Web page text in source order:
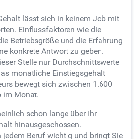
lässt sich in keinem Job mit
Einflussfaktoren wie die
Betriebsgröße und die Erfahrung
konkrete Antwort zu geben.
Stelle nur Durchschnittswerte
monatliche Einstiegsgehalt
bewegt sich zwischen 1.600
im Monat.
schon lange über Ihr
hinausgeschossen.
jedem Beruf wichtig und bringt Sie